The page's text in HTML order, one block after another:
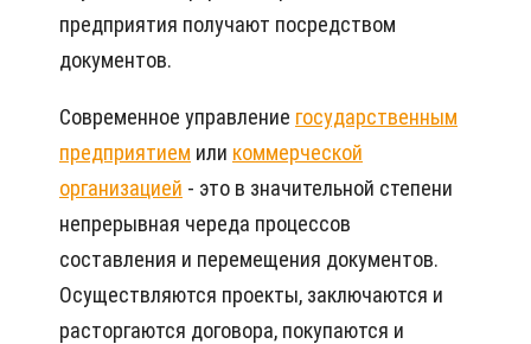
предприятия получают посредством
документов.
Современное управление государственным
предприятием или коммерческой
организацией - это в значительной степени
непрерывная череда процессов
составления и перемещения документов.
Осуществляются проекты, заключаются и
расторгаются договора, покупаются и